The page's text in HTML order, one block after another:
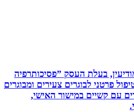
בעלת העסק ”פסיכותרפיה
לבוגרים צעירים ומבוגרים
עם קשיים במישור האישי,